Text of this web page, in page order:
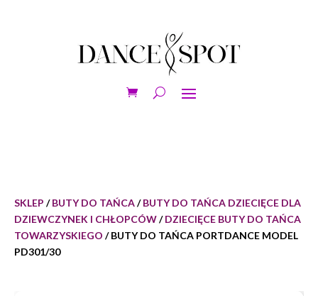
SKLEP /BUTY DO TAŃCA/BUTY DO TAŃCA DZIECIĘCE DLA
DZIEWCZYNEK I CHŁOPCÓW/DZIECIĘCE BUTY DO TAŃCA
TOWARZYSKIEGO / BUTY DO TAŃCA PORTDANCE MODEL
PD301/30